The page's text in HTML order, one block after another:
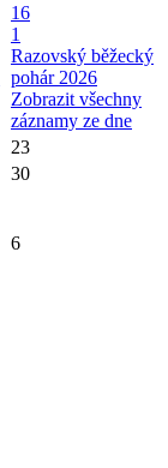
16
1
Razovský běžecký
pohár 2026
Zobrazit všechny
záznamy ze dne
23
30
6